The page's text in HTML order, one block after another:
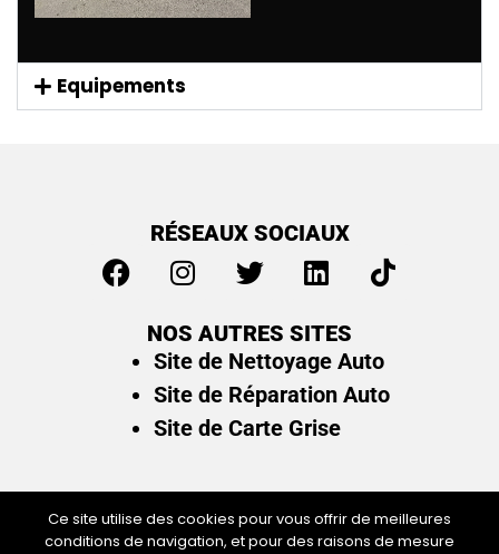
Equipements
RÉSEAUX SOCIAUX
NOS AUTRES SITES
Site de Nettoyage Auto
Site de Réparation Auto
Site de Carte Grise
Ce site utilise des cookies pour vous offrir de meilleures
conditions de navigation, et pour des raisons de mesure